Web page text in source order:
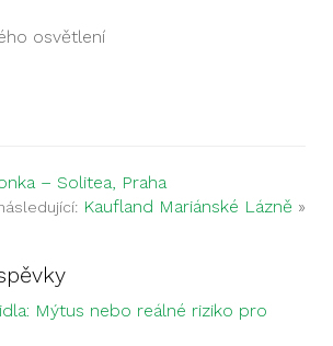
osvětlení
– Solitea, Praha
Kaufland Mariánské Lázně »
Mýtus nebo reálné riziko pro